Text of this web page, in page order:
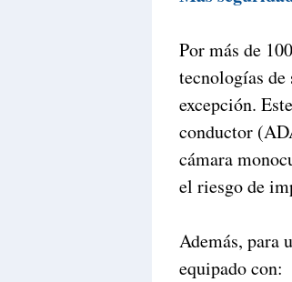
Por más de
tecnologías
excepción.
conductor
cámara
el riesgo de
Además, para
equipado con: